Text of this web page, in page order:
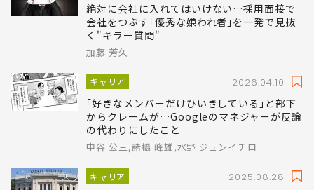
絶対に会社に入れてはいけない…採用面接で
会社をつぶす｢優秀な嫌われ者｣を一発で見抜
く"キラー質問"
加藤 芳久
キャリア 2026.04.10
｢好きなメンバーだけひいきしている｣と部下
からクレームが…Googleのマネジャーが反論
の代わりにしたこと
中谷 公三,諸橋 峰雄,水野 ジュンイチロ
キャリア 2025.08.28